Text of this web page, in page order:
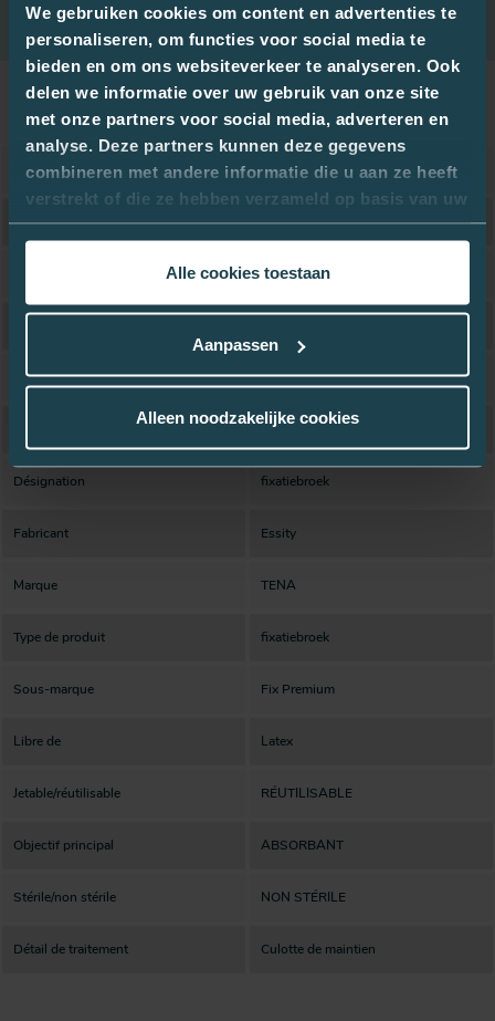
We gebruiken cookies om content en advertenties te
personaliseren, om functies voor social media te
bieden en om ons websiteverkeer te analyseren. Ook
delen we informatie over uw gebruik van onze site
met onze partners voor social media, adverteren en
analyse. Deze partners kunnen deze gegevens
combineren met andere informatie die u aan ze heeft
verstrekt of die ze hebben verzameld op basis van uw
gebruik van hun services.
Alle cookies toestaan
Aanpassen
Alleen noodzakelijke cookies
doucement
Attributs
Numéro d'article 3028591
absorberend
NETBROEK/STRETCHSLIP
Outil supplémentaire ; encollage
2XGRAND
Unité de vente Boîte
ADULTE UNIVERSEL
Désignation fixatiebroek
Fabricant Essity
Marque TENA
Type de produit fixatiebroek
Sous-marque Fix Premium
Libre de Latex
Jetable/réutilisable RÉUTILISABLE
Objectif principal ABSORBANT
Stérile/non stérile NON STÉRILE
Détail de traitement Culotte de maintien